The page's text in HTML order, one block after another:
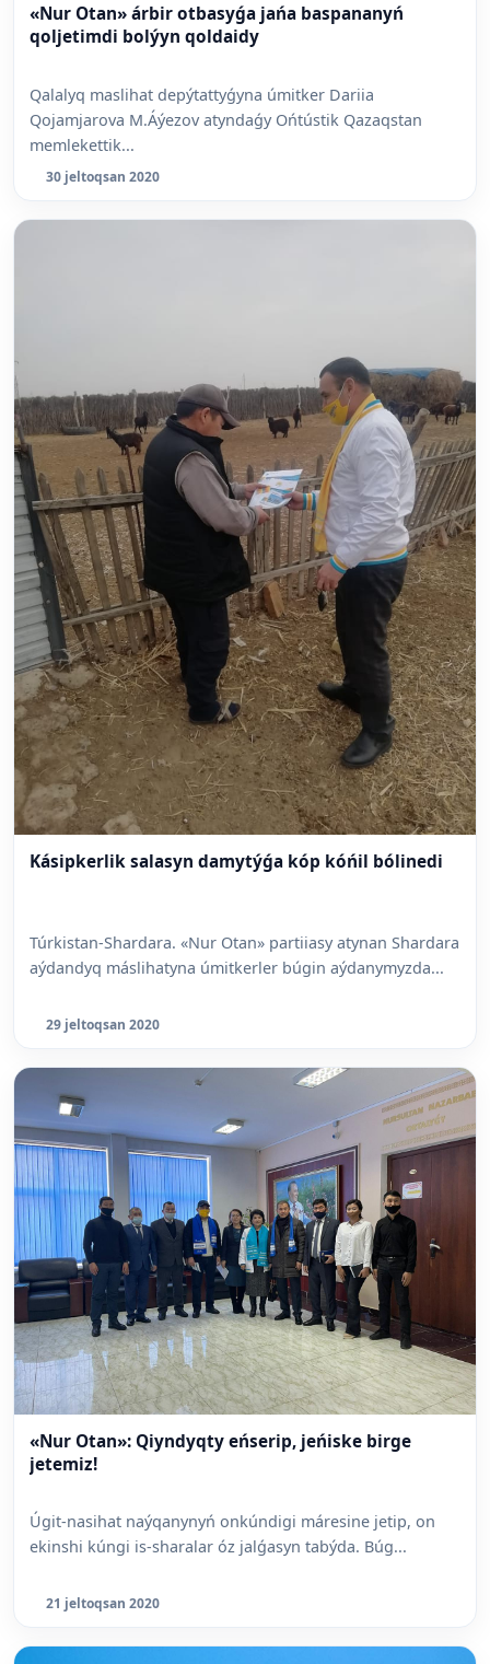
«Nur Otan» árbir otbasyǵa jańa baspananyń
qoljetimdi bolýyn qoldaidy
Qalalyq maslihat depýtattyǵyna úmitker Dariia
Qojamjarova M.Áýezov atyndaǵy Ońtústik Qazaqstan
memlekettik...
30 jeltoqsan 2020
Kásipkerlik salasyn damytýǵa kóp kóńil bólinedi
Túrkistan-Shardara. «Nur Otan» partiiasy atynan Shardara
aýdandyq máslihatyna úmitkerler búgin aýdanymyzda...
29 jeltoqsan 2020
«Nur Otan»: Qiyndyqty eńserip, jeńiske birge
jetemiz!
Úgit-nasihat naýqanynyń onkúndigi máresine jetip, on
ekinshi kúngi is-sharalar óz jalǵasyn tabýda. Búg...
21 jeltoqsan 2020